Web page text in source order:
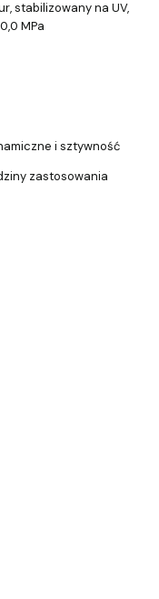
stabilizowany na UV,
MPa
i sztywność
zastosowania